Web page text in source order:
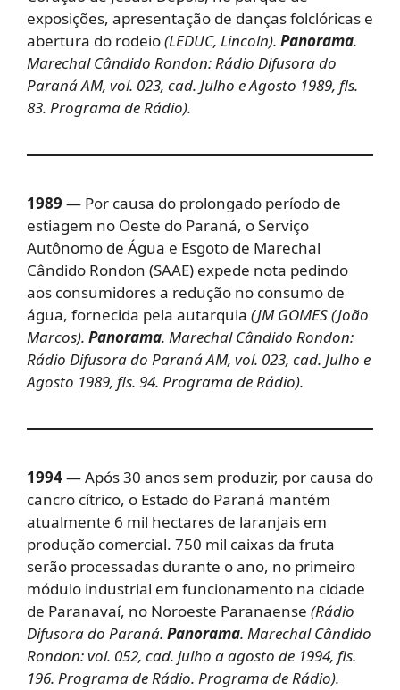
exposições, apresentação de danças folclóricas e
abertura do rodeio(LEDUC, Lincoln). Panorama.
Marechal Cândido Rondon: Rádio Difusora do
Paraná AM, vol. 023, cad. Julho e Agosto 1989, fls.
83. Programa de Rádio).
1989 — Por causa do prolongado período de
estiagem no Oeste do Paraná, o Serviço
Autônomo de Água e Esgoto de Marechal
Cândido Rondon (SAAE) expede nota pedindo
aos consumidores a redução no consumo de
água, fornecida pela autarquia (JM GOMES (João
Marcos). Panorama. Marechal Cândido Rondon:
Rádio Difusora do Paraná AM, vol. 023, cad. Julho e
Agosto 1989, fls. 94. Programa de Rádio).
1994— Após 30 anos sem produzir, por causa do
cancro cítrico, o Estado do Paraná mantém
atualmente 6 mil hectares de laranjais em
produção comercial. 750 mil caixas da fruta
serão processadas durante o ano, no primeiro
módulo industrial em funcionamento na cidade
de Paranavaí, no Noroeste Paranaense (Rádio
Difusora do Paraná. Panorama. Marechal Cândido
Rondon: vol. 052, cad. julho a agosto de 1994, fls.
196. Programa de Rádio. Programa de Rádio).